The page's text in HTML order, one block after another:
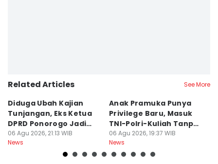
Related Articles See More
Diduga Ubah Kajian
Tunjangan, Eks Ketua
DPRD Ponorogo Jadi
Tersangka
06 Agu 2026, 21:13 WIB
News
Anak Pramuka Punya
Privilege Baru, Masuk
TNI-Polri-Kuliah Tanpa
Tes
06 Agu 2026, 19:37 WIB
News